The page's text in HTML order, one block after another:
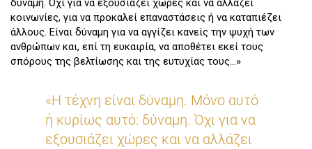
δύναμη. Όχι για να εξουσιάζει χώρες και να αλλάζει
κοινωνίες, για να προκαλεί επαναστάσεις ή να καταπιέζει
άλλους. Είναι δύναμη για να αγγίζει κανείς την ψυχή των
ανθρώπων και, επί τη ευκαιρία, να αποθέτει εκεί τους
σπόρους της βελτίωσης και της ευτυχίας τους…»
«Η τέχνη είναι δύναμη. Μόνο αυτό
ή κυρίως αυτό: δύναμη. Όχι για να
εξουσιάζει χώρες και να αλλάζει